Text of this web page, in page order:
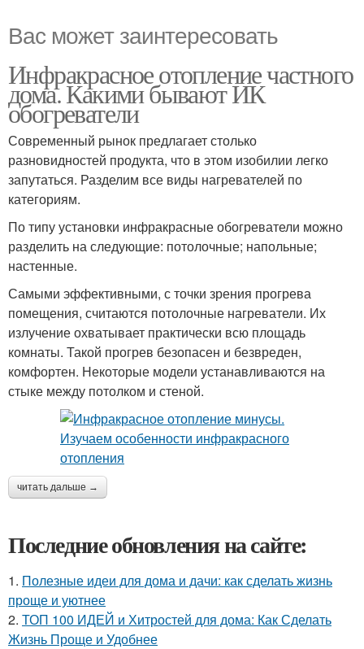
Вас может заинтересовать
Инфракрасное отопление частного
дома. Какими бывают ИК
обогреватели
Современный рынок предлагает столько
разновидностей продукта, что в этом изобилии легко
запутаться. Разделим все виды нагревателей по
категориям.
По типу установки инфракрасные обогреватели можно
разделить на следующие: потолочные; напольные;
настенные.
Самыми эффективными, с точки зрения прогрева
помещения, считаются потолочные нагреватели. Их
излучение охватывает практически всю площадь
комнаты. Такой прогрев безопасен и безвреден,
комфортен. Некоторые модели устанавливаются на
стыке между потолком и стеной.
читать дальше →
Последние обновления на сайте:
1. Полезные идеи для дома и дачи: как сделать жизнь
проще и уютнее
2. ТОП 100 ИДЕЙ и Хитростей для дома: Как Сделать
Жизнь Проще и Удобнее